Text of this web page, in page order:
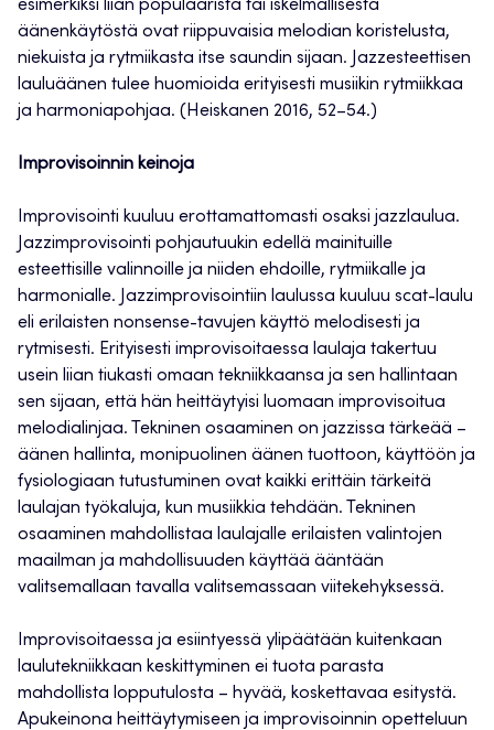
esimerkiksi liian populaarista tai iskelmällisestä
äänenkäytöstä ovat riippuvaisia melodian koristelusta,
niekuista ja rytmiikasta itse saundin sijaan. Jazzesteettisen
lauluäänen tulee huomioida erityisesti musiikin rytmiikkaa
ja harmoniapohjaa. (Heiskanen 2016, 52–54.)
Improvisoinnin keinoja
Improvisointi kuuluu erottamattomasti osaksi jazzlaulua.
Jazzimprovisointi pohjautuukin edellä mainituille
esteettisille valinnoille ja niiden ehdoille, rytmiikalle ja
harmonialle. Jazzimprovisointiin laulussa kuuluu scat-laulu
eli erilaisten nonsense-tavujen käyttö melodisesti ja
rytmisesti. Erityisesti improvisoitaessa laulaja takertuu
usein liian tiukasti omaan tekniikkaansa ja sen hallintaan
sen sijaan, että hän heittäytyisi luomaan improvisoitua
melodialinjaa. Tekninen osaaminen on jazzissa tärkeää –
äänen hallinta, monipuolinen äänen tuottoon, käyttöön ja
fysiologiaan tutustuminen ovat kaikki erittäin tärkeitä
laulajan työkaluja, kun musiikkia tehdään. Tekninen
osaaminen mahdollistaa laulajalle erilaisten valintojen
maailman ja mahdollisuuden käyttää ääntään
valitsemallaan tavalla valitsemassaan viitekehyksessä.
Improvisoitaessa ja esiintyessä ylipäätään kuitenkaan
laulutekniikkaan keskittyminen ei tuota parasta
mahdollista lopputulosta – hyvää, koskettavaa esitystä.
Apukeinona heittäytymiseen ja improvisoinnin opetteluun